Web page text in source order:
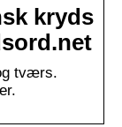
kryds
tværs.